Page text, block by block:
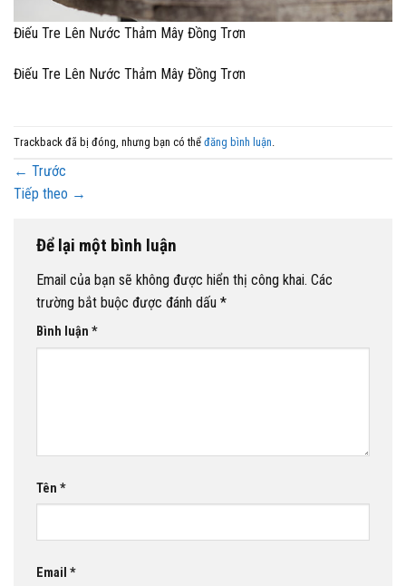
Điếu Tre Lên Nước Thảm Mây Đồng Trơn
Điếu Tre Lên Nước Thảm Mây Đồng Trơn
Trackback đã bị đóng, nhưng bạn có thể đăng bình luận
← Trước
Tiếp theo →
Để lại một bình luận
Email của bạn sẽ không được hiển thị công khai. Các
trường bắt buộc được đánh dấu *
Bình luận *
Tên *
Email *